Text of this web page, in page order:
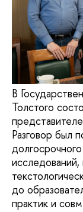
В
Толстого
Разговор был
до
практик и